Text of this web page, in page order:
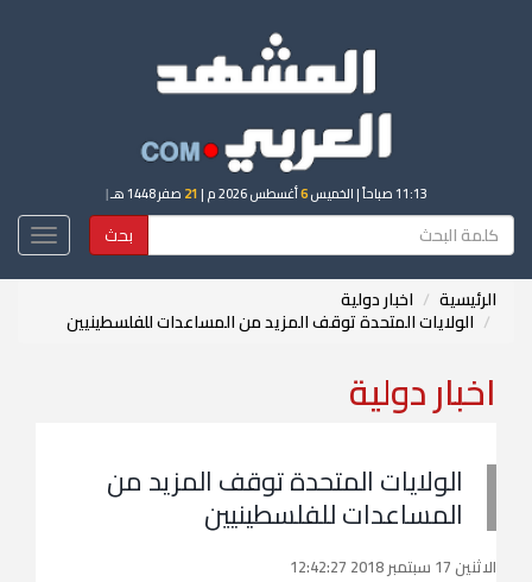
11:13 صباحاً | الخميس6أغسطس 2026 م | 21 صفر 1448 هـ |
بحث
الرئيسية اخبار دولية
الولايات المتحدة توقف المزيد من المساعدات للفلسطينيين
اخبار دولية
الولايات المتحدة توقف المزيد من
المساعدات للفلسطينيين
الاثنين 17 سبتمبر 2018 12:42:27